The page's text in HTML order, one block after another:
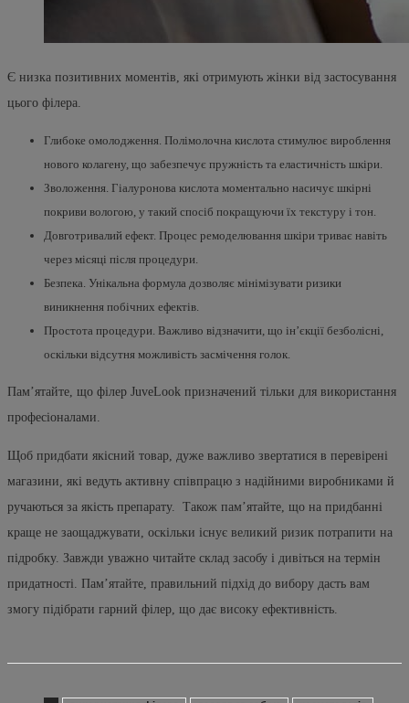
Є низка позитивних моментів, які отримують жінки від застосування
цього філера.
Глибоке омолодження. Полімолочна кислота стимулює вироблення
нового колагену, що забезпечує пружність та еластичність шкіри.
Зволоження. Гіалуронова кислота моментально насичує шкірні
покриви вологою, у такий спосіб покращуючи їх текстуру і тон.
Довготривалий ефект. Процес ремоделювання шкіри триває навіть
через місяці після процедури.
Безпека. Унікальна формула дозволяє мінімізувати ризики
виникнення побічних ефектів.
Простота процедури. Важливо відзначити, що ін’єкції безболісні,
оскільки відсутня можливість засмічення голок.
Пам’ятайте, що філер JuveLook призначений тільки для використання
професіоналами.
Щоб придбати якісний товар, дуже важливо звертатися в перевірені
магазини, які ведуть активну співпрацю з надійними виробниками й
ручаються за якість препарату. Також пам’ятайте, що на придбанні
краще не заощаджувати, оскільки існує великий ризик потрапити на
підробку. Завжди уважно читайте склад засобу і дивіться на термін
придатності. Пам’ятайте, правильний підхід до вибору дасть вам
змогу підібрати гарний філер, що дає високу ефективність.